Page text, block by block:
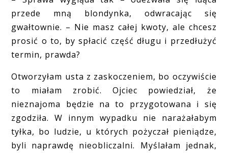
przede mną blondynka, odwracając się
gwałtownie. – Nie masz całej kwoty, ale chcesz
prosić o to, by spłacić część długu i przedłużyć
termin, prawda?
Otworzyłam usta z zaskoczeniem, bo oczywiście
to miałam zrobić. Ojciec powiedział, że
nieznajoma będzie na to przygotowana i się
zgodziła. W innym wypadku nie narażałabym
tyłka, bo ludzie, u których pożyczał pieniądze,
byli naprawdę nieobliczalni. Myślałam jednak,